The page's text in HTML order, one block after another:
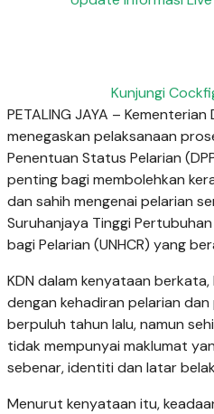
Kunjungi
PETALING JAYA – Kementerian
menegaskan pelaksanaan
Penentuan Status Pelarian
penting bagi membolehkan
dan sahih mengenai pelarian
Suruhanjaya Tinggi
bagi Pelarian (UNHCR) yang
KDN dalam kenyataan
dengan kehadiran pelarian dan
berpuluh tahun lalu, namun
tidak mempunyai maklumat
sebenar, identiti dan latar
Menurut kenyataan itu,